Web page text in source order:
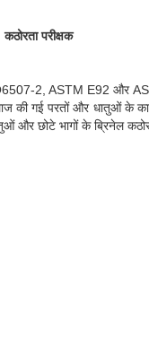
परीक्षक
2, ASTM E92 और
गई परतों और धातुओं के
और छोटे भागों के ब्रिनेल